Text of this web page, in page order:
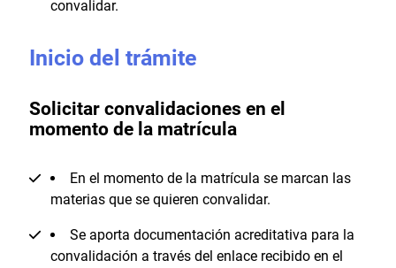
convalidar.
Inicio del trámite
Solicitar convalidaciones en el
momento de la matrícula
En el momento de la matrícula se marcan las
materias que se quieren convalidar.
Se aporta documentación acreditativa para la
convalidación a través del enlace recibido en el